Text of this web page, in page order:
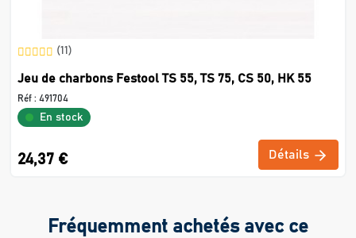
(11)
Jeu de charbons Festool TS 55, TS 75, CS 50, HK 55
Réf : 491704
En stock
24,37 € Détails
Fréquemment achetés avec ce